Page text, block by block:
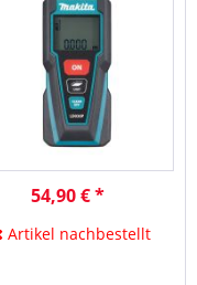
54,90 € *
Artikel nachbestellt